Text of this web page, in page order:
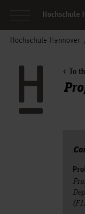
Hochschule
Hochschule Hannover
To